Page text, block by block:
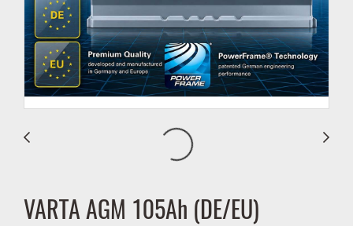
VARTA AGM 105Ah (DE/EU)